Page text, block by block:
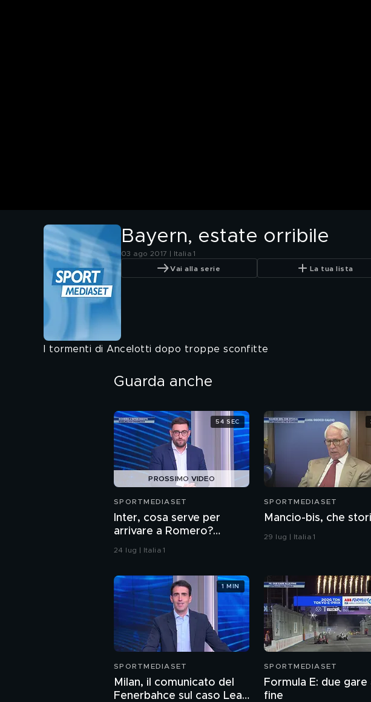
Bayern, estate orribile
03 ago 2017 | Italia 1
Vai alla serie La tua lista
I tormenti di Ancelotti dopo troppe sconfitte
Guarda anche
PROSSIMO VIDEO
SPORTMEDIASET
Inter, cosa serve per
arrivare a Romero?
Intanto c'è l'apertura
24 lug | Italia 1
54 SEC
SPORTMEDIASET
Mancio-bis, che
29 lug | Italia 1
SPORTMEDIASET
Milan, il comunicato del
Fenerbahce sul caso Leao
1 MIN
SPORTMEDIASET
Formula E: due gare
fine